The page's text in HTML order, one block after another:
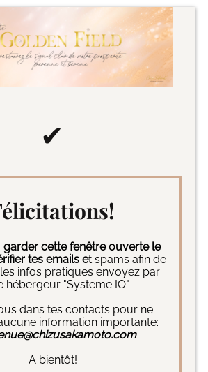
✔
garder cette fenêtre ouverte le
tes emails et spams afin de
infos pratiques envoyez par
hébergeur "Systeme IO"
dans tes contacts pour ne
information importante:
A bientôt!